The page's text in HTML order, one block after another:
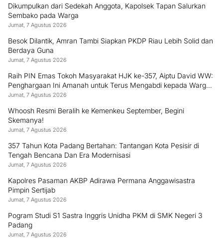
Dikumpulkan dari Sedekah Anggota, Kapolsek Tapan Salurkan
Sembako pada Warga
Jumat, 7 Agustus 2026
Besok Dilantik, Amran Tambi Siapkan PKDP Riau Lebih Solid dan
Berdaya Guna
Jumat, 7 Agustus 2026
Raih PIN Emas Tokoh Masyarakat HJK ke-357, Aiptu David WW:
Penghargaan Ini Amanah untuk Terus Mengabdi kepada Warga
Padang
Jumat, 7 Agustus 2026
Whoosh Resmi Beralih ke Kemenkeu September, Begini
Skemanya!
Jumat, 7 Agustus 2026
357 Tahun Kota Padang Bertahan: Tantangan Kota Pesisir di
Tengah Bencana Dan Era Modernisasi
Jumat, 7 Agustus 2026
Kapolres Pasaman AKBP Adirawa Permana Anggawisastra
Pimpin Sertijab
Jumat, 7 Agustus 2026
Pogram Studi S1 Sastra Inggris Unidha PKM di SMK Negeri 3
Padang
Jumat, 7 Agustus 2026